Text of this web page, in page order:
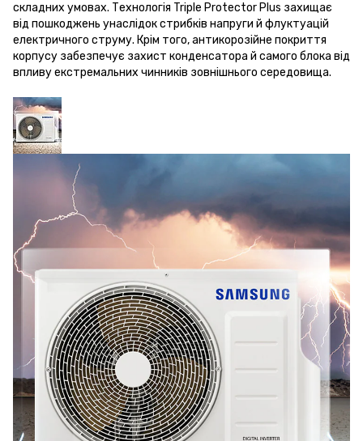
складних умовах. Технологія Triple Protector Plus захищає
від пошкоджень унаслідок стрибків напруги й флуктуацій
електричного струму. Крім того, антикорозійне покриття
корпусу забезпечує захист конденсатора й самого блока від
впливу екстремальних чинників зовнішнього середовища.